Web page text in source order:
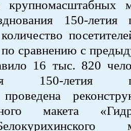
крупномасштабных
150-летия
по сравнению с
16 тыс. 820
150-летия
макета